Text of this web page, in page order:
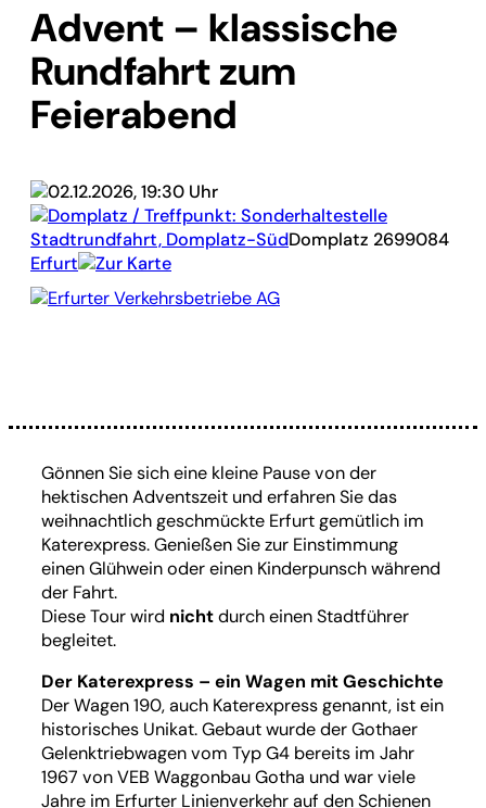
Advent – klassische
Rundfahrt zum
Feierabend
02.12.2026, 19:30 Uhr
Domplatz / Treffpunkt: Sonderhaltestelle
Stadtrundfahrt, Domplatz-SüdDomplatz 2699084
Erfurt
Zur Karte
Erfurter Verkehrsbetriebe AG
Gönnen Sie sich eine kleine Pause von der
hektischen Adventszeit und erfahren Sie das
weihnachtlich geschmückte Erfurt gemütlich im
Katerexpress. Genießen Sie zur Einstimmung
einen Glühwein oder einen Kinderpunsch während
der Fahrt.
Diese Tour wird nichtdurch einen Stadtführer
begleitet.
Der Katerexpress – ein Wagen mit Geschichte
Der Wagen 190, auch Katerexpress genannt, ist ein
historisches Unikat. Gebaut wurde der Gothaer
Gelenktriebwagen vom Typ G4 bereits im Jahr
1967 von VEB Waggonbau Gotha und war viele
Jahre im Erfurter Linienverkehr auf den Schienen